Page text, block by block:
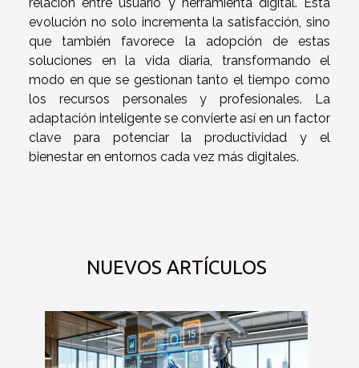
evolución no solo incrementa la satisfacción, sino
que también favorece la adopción de estas
soluciones en la vida diaria, transformando el
modo en que se gestionan tanto el tiempo como
los recursos personales y profesionales. La
adaptación inteligente se convierte así en un factor
clave para potenciar la productividad y el
bienestar en entornos cada vez más digitales.
NUEVOS ARTÍCULOS